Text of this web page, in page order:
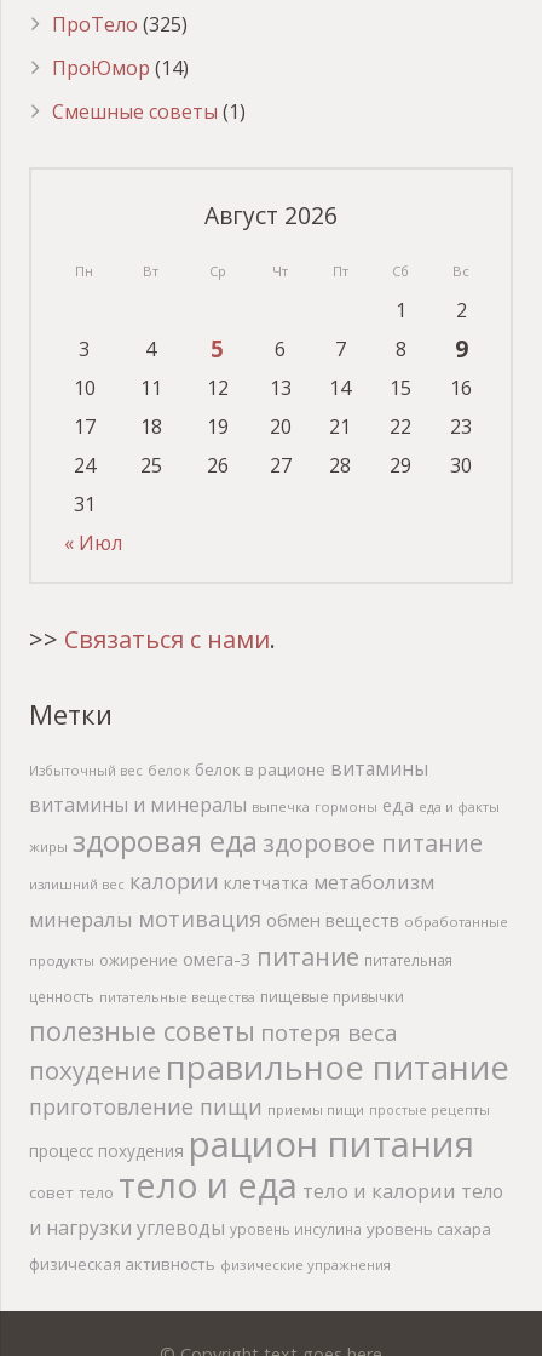
ПроТело (325)
ПроЮмор (14)
Смешные советы (1)
Август 2026
Пн Вт Ср Чт Пт Сб Вс
« Июл
1
2
3
4 5 6 7 8 9
10 11 12 13 14 15
16
17
18 19 20 21 22
23
24
25 26 27 28 29
30
31
>> Связаться с нами.
Метки
Избыточный вес белок белок в рационе витамины
витамины и минералы выпечка гормоны еда еда и факты
жиры здоровая еда здоровое питание
излишний вес калории клетчатка метаболизм
минералы мотивация обмен веществ обработанные
продукты ожирение омега-3 питание питательная
ценность питательные вещества пищевые привычки
полезные советы потеря веса
похудение правильное питание
приготовление пищи приемы пищи простые рецепты
процесс похудения рацион питания
совет тело тело и еда тело и калории тело
и нагрузки углеводы уровень инсулина уровень сахара
физическая активность физические упражнения